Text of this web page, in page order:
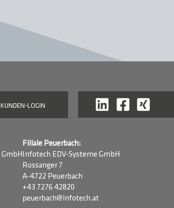
KUNDEN-LOGIN
Filiale Peuerbach:
Infotech EDV-Systeme GmbH
Rossanger 7
A-4722 Peuerbach
+43 7276 42820
peuerbach@infotech.at